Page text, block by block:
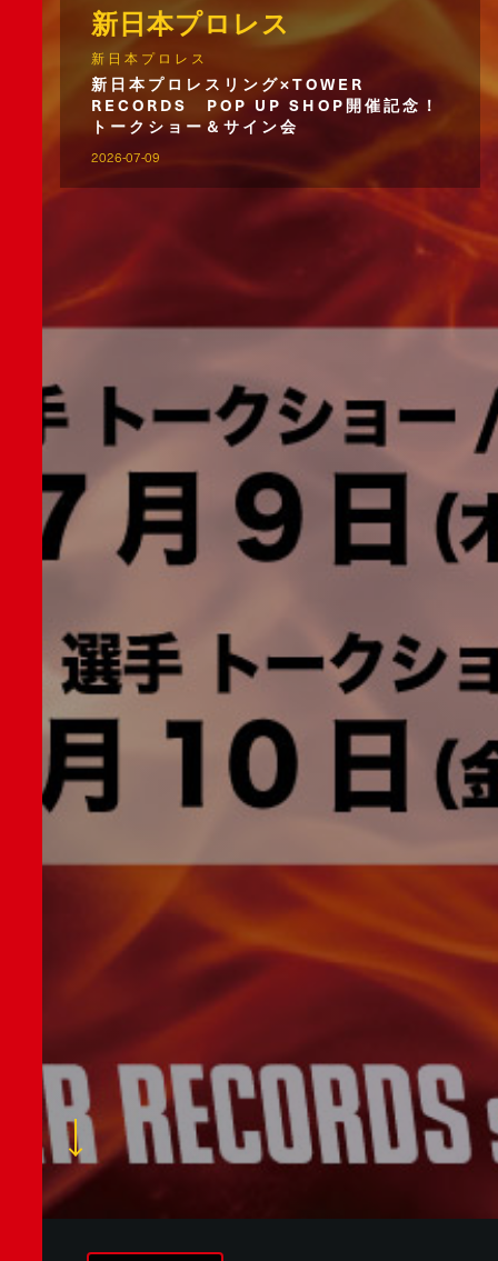
新日本プロレス
新日本プロレス
新日本プロレスリング×TOWER
RECORDS POP UP SHOP開催記念！
トークショー＆サイン会
2026-07-09